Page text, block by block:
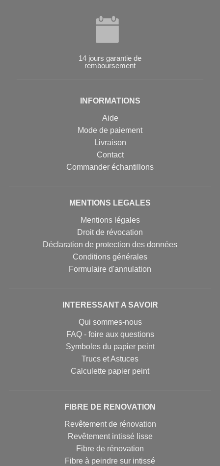
14 jours garantie de
remboursement
INFORMATIONS
Aide
Mode de paiement
Livraison
Contact
Commander échantillons
MENTIONS LEGALES
Mentions légales
Droit de révocation
Déclaration de protection des données
Conditions générales
Formulaire d'annulation
INTERESSANT A SAVOIR
Qui sommes-nous
FAQ - foire aux questions
Symboles du papier peint
Trucs et Astuces
Calculette papier peint
FIBRE DE RENOVATION
Revêtement de rénovation
Revêtement intissé lisse
Fibre de rénovation
Fibre à peindre sur intissé